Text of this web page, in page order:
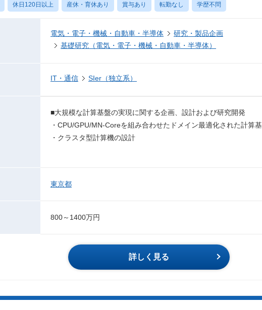
休日120日以上 産休・育休あり 賞与あり 転勤なし 学歴不問
電気・電子・機械・自動車・半導体
研究・製品企画
基礎研究（電気・電子・機械・自動車・半導体）
IT・通信 SIer（独立系）
■大規模な計算基盤の実現に関する企画、設計および研究開発
・CPU/GPU/MN-Coreを組み合わせたドメイン最適化された計算
・クラスタ型計算機の設計
東京都
800～1400万円
詳しく見る